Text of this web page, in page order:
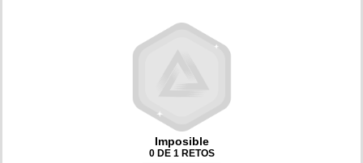
Imposible
0 DE 1 RETOS